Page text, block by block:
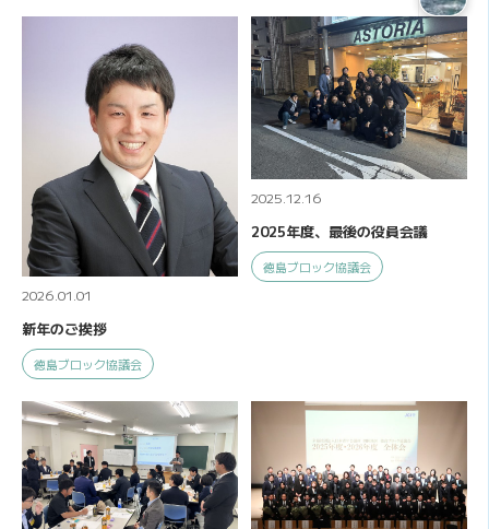
2026.01.01
新年のご挨拶
徳島ブロック協議会
2025.12.16
2025年度、最後の役員会議
徳島ブロック協議会